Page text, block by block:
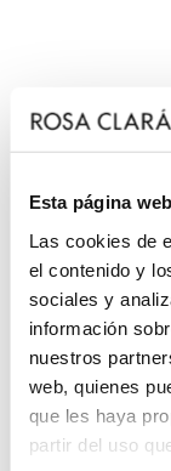
Esta página
Las cookies de
el contenido y
sociales y
información
nuestros
web, quienes
que les haya
partir del uso